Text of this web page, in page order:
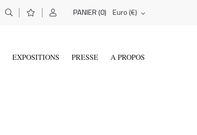
PANIER(0) Euro (€)
EXPOSITIONS PRESSE A PROPOS